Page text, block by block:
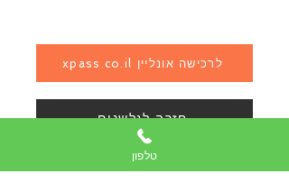
xpass.co.il לרכישה אונליין
חזרה לגלשנים
טלפון